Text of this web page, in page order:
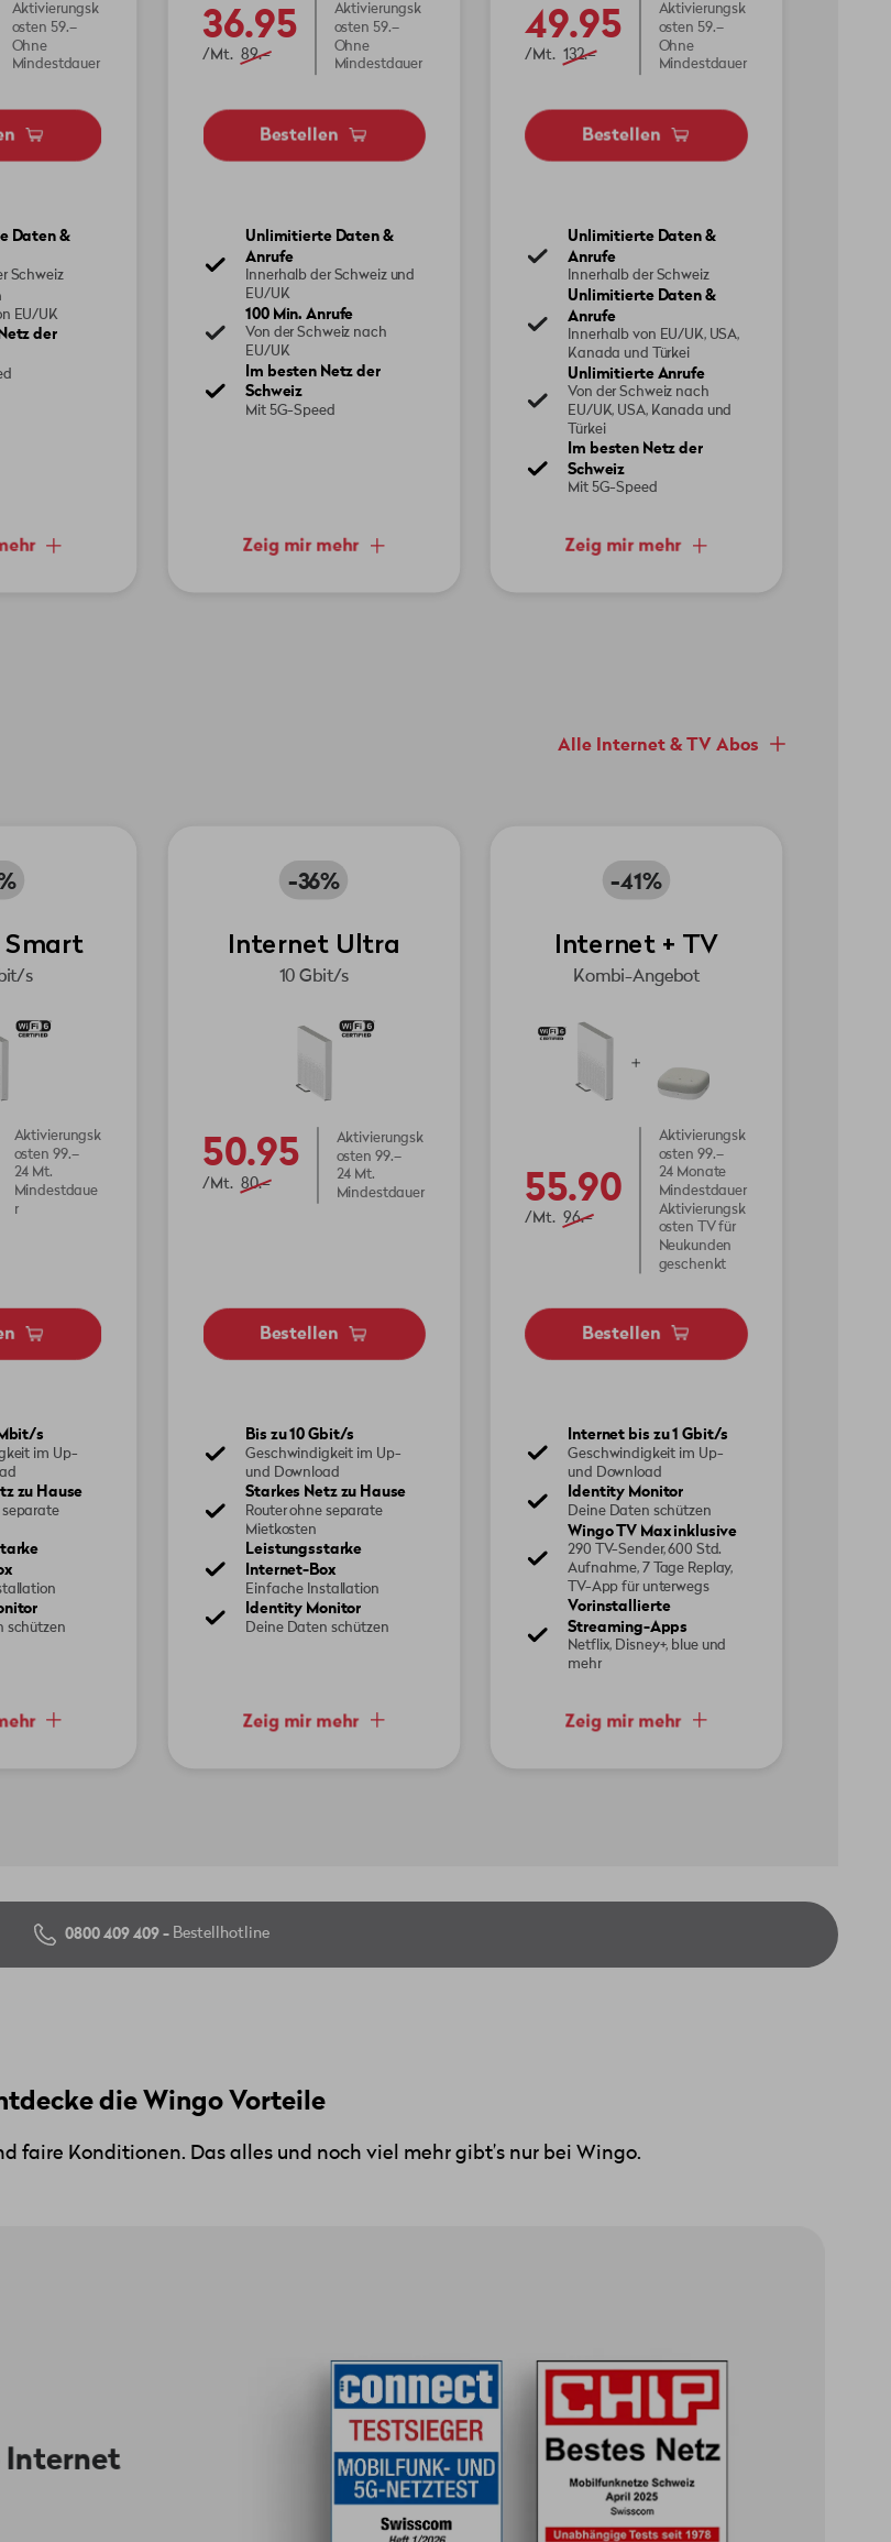
Aktivierungsk
osten 59.–
Ohne
Mindestdauer
Daten &
Schweiz
EU/UK
der
36.95
/Mt. 89.–
Aktivierungsk
osten 59.–
Ohne
Mindestdauer
Bestellen
Unlimitierte Daten &
Anrufe
Innerhalb der Schweiz und
EU/UK
100 Min. Anrufe
Von der Schweiz nach
EU/UK
Im besten Netz der
Schweiz
Mit 5G-Speed
Zeig mir mehr
49.95
/Mt. 132.–
Aktivierungsk
osten 59.–
Ohne
Mindestdauer
Bestellen
Unlimitierte Daten &
Anrufe
Innerhalb der Schweiz
Unlimitierte Daten &
Anrufe
Innerhalb von EU/UK, USA,
Kanada und Türkei
Unlimitierte Anrufe
Von der Schweiz nach
EU/UK, USA, Kanada und
Türkei
Im besten Netz der
Schweiz
Mit 5G-Speed
Zeig mir mehr
Alle Internet & TV Abos
s
Aktivierungsk
osten 99.–
24 Mt.
Mindestdaue
r
s
im Up-
zu Hause
separate
schützen
-36%
Internet Ultra
10 Gbit/s
50.95
/Mt. 80.–
Aktivierungsk
osten 99.–
24 Mt.
Mindestdauer
Bestellen
Bis zu 10 Gbit/s
Geschwindigkeit im Up-
und Download
Starkes Netz zu Hause
Router ohne separate
Mietkosten
Leistungsstarke
Internet-Box
Einfache Installation
Identity Monitor
Deine Daten schützen
Zeig mir mehr
-41%
Internet + TV
Kombi-Angebot
55.90
/Mt. 96.–
Aktivierungsk
osten 99.–
24 Monate
Mindestdauer
Aktivierungsk
osten TV für
Neukunden
geschenkt
Bestellen
Internet bis zu 1 Gbit/s
Geschwindigkeit im Up-
und Download
Identity Monitor
Deine Daten schützen
Wingo TV Max inklusive
290 TV-Sender, 600 Std.
Aufnahme, 7 Tage Replay,
TV-App für unterwegs
Vorinstallierte
Streaming-Apps
Netflix, Disney+, blue und
mehr
Zeig mir mehr
0800 409 409 - Bestellhotline
die Wingo Vorteile
faire Konditionen. Das alles und noch viel mehr gibt’s nur bei Wingo.
Internet